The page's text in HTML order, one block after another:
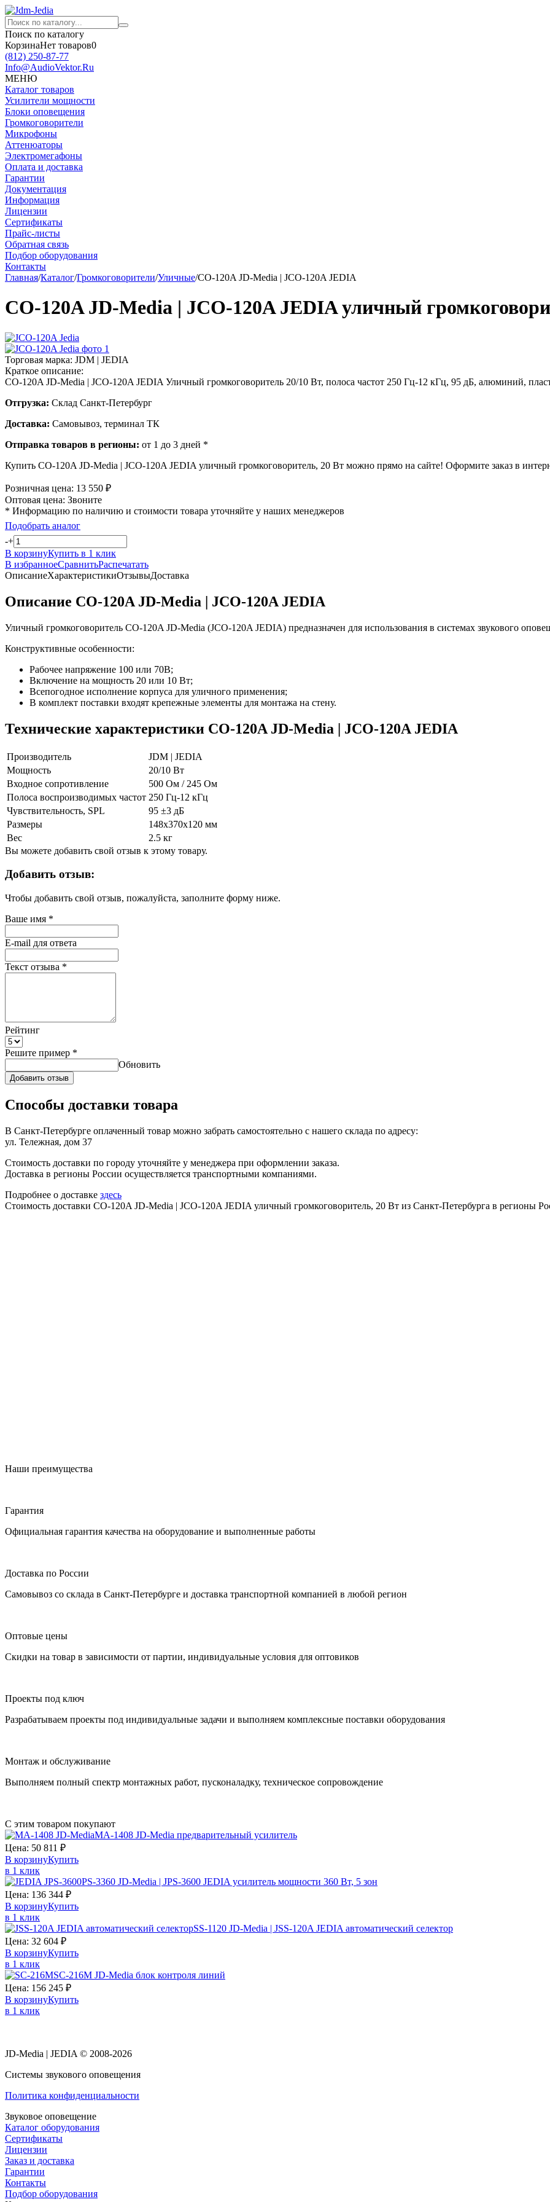
Поиск по каталогу
КорзинаНет товаров0
(812) 250-87-77
Info@AudioVektor.Ru
МЕНЮ
Каталог товаров
Усилители мощности
Блоки оповещения
Громкоговорители
Микрофоны
Аттенюаторы
Электромегафоны
Оплата и доставка
Гарантии
Документация
Информация
Лицензии
Сертификаты
Прайс-листы
Обратная связь
Подбор оборудования
Контакты
Главная/Каталог/Громкоговорители/Уличные/CO-120A JD-Media | JCO-120A JEDIA
CO-120A JD-Media | JCO-120A JEDIA уличный
Торговая марка: JDM | JEDIA
Краткое описание:
CO-120A JD-Media | JCO-120A JEDIA Уличный громкоговоритель 20/10 Вт, полоса частот 250 Гц-12 кГц, 95 дБ, алюминий,
Отгрузка: Склад Санкт-Петербург
Доставка: Самовывоз, терминал ТК
Отправка товаров в регионы: от 1 до 3 дней *
Купить CO-120A JD-Media | JCO-120A JEDIA уличный громкоговоритель, 20 Вт можно прямо на сайте! Оформите заказ в
Розничная цена: 13 550 ₽
Оптовая цена: Звоните
* Информацию по наличию и стоимости товара уточняйте у наших менеджеров
Подобрать аналог
-+
В корзинуКупить в 1 клик
В избранноеСравнитьРаспечатать
ОписаниеХарактеристикиОтзывыДоставка
Описание CO-120A JD-Media | JCO-120A JEDIA
Уличный громкоговоритель CO-120A JD-Media (JCO-120A JEDIA) предназначен для использования в системах звукового
Конструктивные особенности:
Рабочее напряжение 100 или 70В;
Включение на мощность 20 или 10 Вт;
Всепогодное исполнение корпуса для уличного применения;
В комплект поставки входят крепежные элементы для монтажа на стену.
Технические характеристики CO-120A JD-Media | JCO-120A JEDIA
Производитель
JDM | JEDIA
Мощность
20/10 Вт
Входное сопротивление
500 Ом / 245 Ом
Полоса воспроизводимых частот 250 Гц-12 кГц
Чувствительность, SPL
95 ±3 дБ
Размеры
148х370х120 мм
Вес
2.5 кг
Вы можете добавить свой отзыв к этому товару.
Добавить отзыв:
Чтобы добавить свой отзыв, пожалуйста, заполните форму ниже.
Ваше имя *
E-mail для ответа
Текст отзыва *
Рейтинг
Решите пример *
Обновить
Добавить отзыв
Способы доставки товара
В Санкт-Петербурге оплаченный товар можно забрать самостоятельно с нашего склада по адресу:
ул. Тележная, дом 37
Стоимость доставки по городу уточняйте у менеджера при оформлении заказа.
Доставка в регионы России осуществляется транспортными компаниями.
Подробнее о доставке здесь
Стоимость доставки CO-120A JD-Media | JCO-120A JEDIA уличный громкоговоритель, 20 Вт из Санкт-Петербурга в регионы
Наши преимущества
Гарантия
Официальная гарантия качества на оборудование и выполненные работы
Доставка по России
Самовывоз со склада в Санкт-Петербурге и доставка транспортной компанией в любой регион
Оптовые цены
Скидки на товар в зависимости от партии, индивидуальные условия для оптовиков
Проекты под ключ
Разрабатываем проекты под индивидуальные задачи и выполняем комплексные поставки оборудования
Монтаж и обслуживание
Выполняем полный спектр монтажных работ, пусконаладку, техническое сопровождение
С этим товаром покупают
MA-1408 JD-Media предварительный усилитель
Цена: 50 811 ₽
В корзинуКупить
в 1 клик
PS-3360 JD-Media | JPS-3600 JEDIA усилитель мощности 360 Вт, 5 зон
Цена: 136 344 ₽
В корзинуКупить
в 1 клик
SS-1120 JD-Media | JSS-120A JEDIA автоматический селектор
Цена: 32 604 ₽
В корзинуКупить
в 1 клик
SC-216M JD-Media блок контроля линий
Цена: 156 245 ₽
В корзинуКупить
в 1 клик
JD-Media | JEDIA © 2008-2026
Системы звукового оповещения
Политика конфиденциальности
Звуковое оповещение
Каталог оборудования
Сертификаты
Лицензии
Заказ и доставка
Гарантии
Контакты
Подбор оборудования